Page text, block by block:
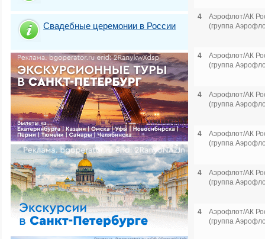
Свадебные церемонии в России
4
Аэрофлот/АК
(группа
4
Аэрофлот/АК
(группа
4
Аэрофлот/АК
(группа
4
Аэрофлот/АК
(группа
4
Аэрофлот/АК
(группа
4
Аэрофлот/АК
(группа